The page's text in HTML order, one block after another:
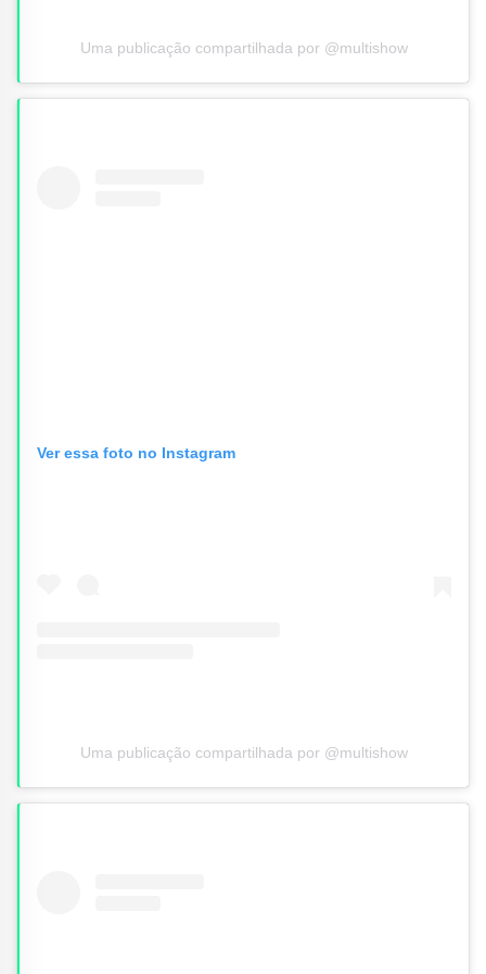
Uma publicação compartilhada por @multishow
Ver essa foto no Instagram
Uma publicação compartilhada por @multishow